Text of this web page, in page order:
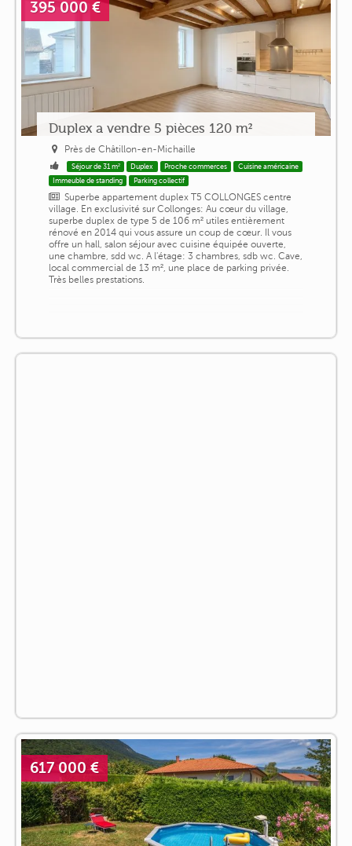
395 000 €
Duplex a vendre 5 pièces 120 m²
Près de Châtillon-en-Michaille
Séjour de 31 m² Duplex Proche commerces
Cuisine américaine
Immeuble de standing
Parking collectif
Superbe appartement duplex T5 COLLONGES centre
village. En exclusivité sur Collonges: Au cœur du village,
superbe duplex de type 5 de 106 m² utiles entièrement
rénové en 2014 qui vous assure un coup de cœur. Il vous
offre un hall, salon séjour avec cuisine équipée ouverte,
une chambre, sdd wc. A l'étage: 3 chambres, sdb wc. Cave,
local commercial de 13 m², une place de parking privée.
Très belles prestations.
617 000 €